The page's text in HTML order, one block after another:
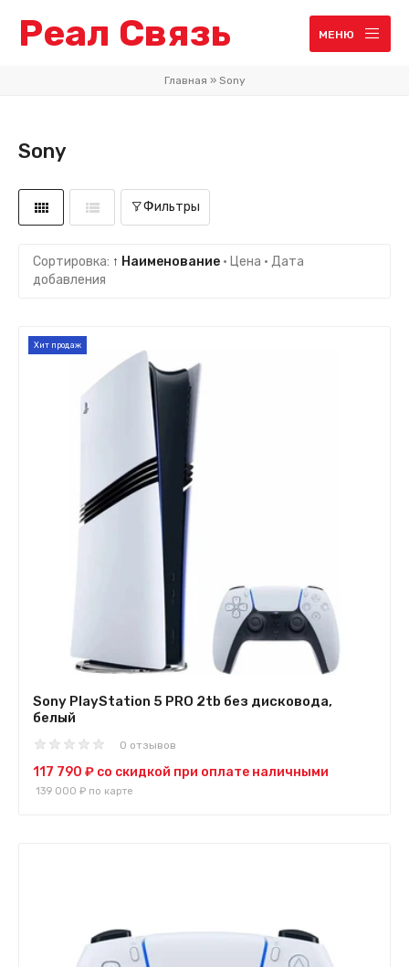
Реал Связь МЕНЮ
Главная » Sony
Sony
Фильтры
Сортировка: ↑ Наименование · Цена · Дата
добавления
Хит продаж
Sony PlayStation 5 PRO 2tb без дисковода,
белый
0 отзывов
117 790 ₽ со скидкой при оплате наличными
139 000 ₽ по карте